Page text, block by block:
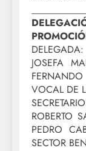
DELEGADA:
JOSEFA
FERNANDO
VOCAL DE
ROBERTO
PEDRO
SECTOR